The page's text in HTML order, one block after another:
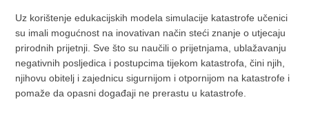
Uz korištenje edukacijskih modela simulacije katastrofe učenici
su imali mogućnost na inovativan način steći znanje o utjecaju
prirodnih prijetnji. Sve što su naučili o prijetnjama, ublažavanju
negativnih posljedica i postupcima tijekom katastrofa, čini njih,
njihovu obitelj i zajednicu sigurnijom i otpornijom na katastrofe i
pomaže da opasni događaji ne prerastu u katastrofe.